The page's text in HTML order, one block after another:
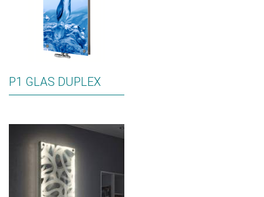
P1 GLAS DUPLEX